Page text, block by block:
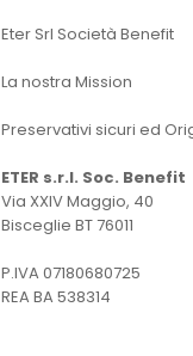
Eter Srl Società Benefit
La nostra Mission
Preservativi sicuri ed
ETER s.r.l. Soc. Benefit
Via XXIV Maggio, 40
Bisceglie BT 76011
P.IVA 07180680725
REA BA 538314